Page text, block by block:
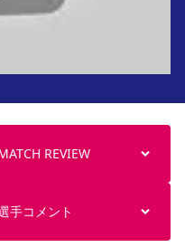
REVIEW
手コメント